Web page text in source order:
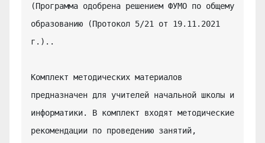
(Программа одобрена решением ФУМО по общему
образованию (Протокол 5/21 от 19.11.2021
г.)..
Комплект методических материалов
предназначен для учителей начальной школы и
информатики. В комплект входят методические
рекомендации по проведению занятий,